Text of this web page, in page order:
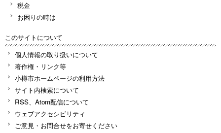
税金
お困りの時は
このサイトについて
個人情報の取り扱いについて
著作権・リンク等
小樽市ホームページの利用方法
サイト内検索について
RSS、Atom配信について
ウェブアクセシビリティ
ご意見・お問合せをお寄せください